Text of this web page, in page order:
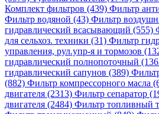
Комплект фильтров (439) Фильтр
Фильтр водяной (43) Фильтр
гидравлический всасывающий (555)
для сельхоз. техники (31) Фильтр
управления, рул.упр-я и тормозов
гидравлический полнопоточный
гидравлический сапунов (389)
(882) Фильтр компрессорного масла
двигателя (2313) Фильтр сепаратор
двигателя (2484) Фильтр топливный